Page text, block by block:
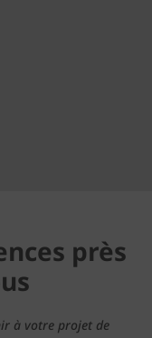
près
à votre projet de